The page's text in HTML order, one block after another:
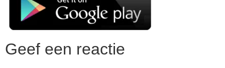
Geef een reactie